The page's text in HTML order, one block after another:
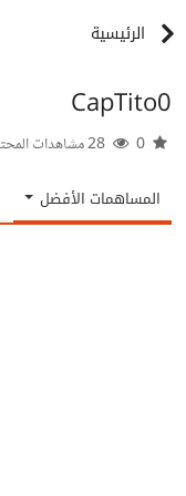
الرئيسية
CapTito0
المساهمات الأفضل